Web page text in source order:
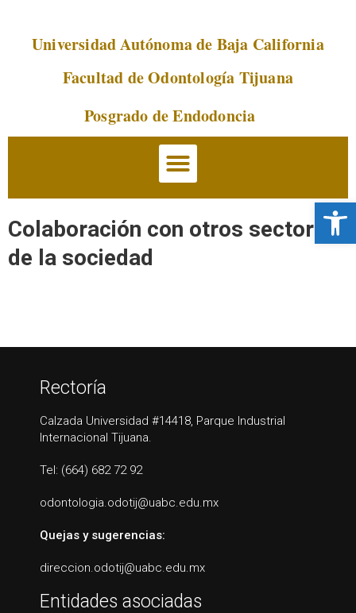
Abrir
SaltarUniversidad Autónoma de Baja California
Facultad de Odontología Tijuana
Posgrado de Endodoncia
Colaboración con otros sectores
de la sociedad
Rectoría
Calzada Universidad #14418, Parque Industrial
Internacional Tijuana.
Tel: (664) 682 72 92
odontologia.odotij@uabc.edu.mx
Quejas y sugerencias:
direccion.odotij@uabc.edu.mx
Entidades asociadas